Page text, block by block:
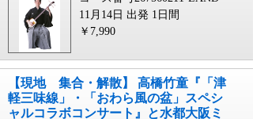
11月14日 出発 1日間
￥7,990
【現地 集合・解散】 高橋竹童『「津
軽三味線」・「おわら風の盆」スペシ
ャルコラボコンサート』と水都大阪ミ